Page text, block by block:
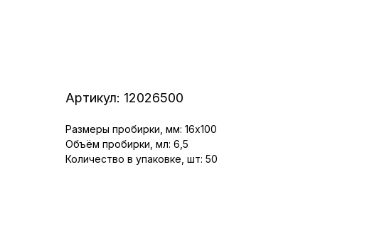
Артикул: 12026500
Размеры пробирки, мм: 16x100
Объём пробирки, мл: 6,5
Количество в упаковке, шт: 50